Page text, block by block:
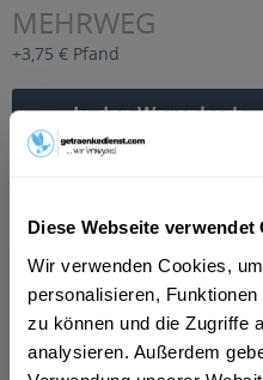
Diese Webseite verwendet
Wir verwenden Cookies,
personalisieren,
zu können und die Zugriffe
analysieren. Außerdem
MEHRWEG
+3,75 € Pfand
In denWarenkorb
mehr
"Löwensteiner